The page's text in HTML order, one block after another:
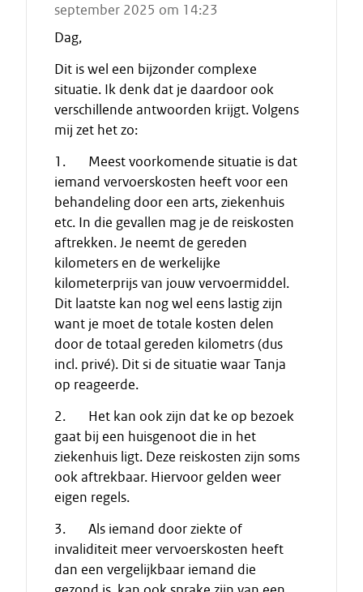
september 2025 om 14:23
Dag,
Dit is wel een bijzonder complexe
situatie. Ik denk dat je daardoor ook
verschillende antwoorden krijgt. Volgens
mij zet het zo:
1. Meest voorkomende situatie is dat
iemand vervoerskosten heeft voor een
behandeling door een arts, ziekenhuis
etc. In die gevallen mag je de reiskosten
aftrekken. Je neemt de gereden
kilometers en de werkelijke
kilometerprijs van jouw vervoermiddel.
Dit laatste kan nog wel eens lastig zijn
want je moet de totale kosten delen
door de totaal gereden kilometrs (dus
incl. privé). Dit si de situatie waar Tanja
op reageerde.
2. Het kan ook zijn dat ke op bezoek
gaat bij een huisgenoot die in het
ziekenhuis ligt. Deze reiskosten zijn soms
ook aftrekbaar. Hiervoor gelden weer
eigen regels.
3. Als iemand door ziekte of
invaliditeit meer vervoerskosten heeft
dan een vergelijkbaar iemand die